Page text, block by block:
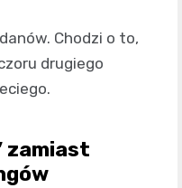
Chodzi o to,
drugiego
zamiast